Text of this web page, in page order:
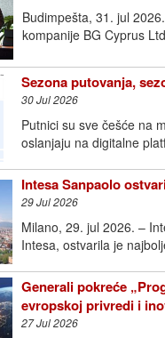
Budimpešta, 31. jul
kompanije BG Cyprus
Sezona putovanja,
30 Jul 2026
Putnici su sve češće na
oslanjaju na digitalne
Intesa Sanpaolo
29 Jul 2026
Milano, 29. jul 2026. –
Intesa, ostvarila je
Generali pokreće
evropskoj privredi i
27 Jul 2026